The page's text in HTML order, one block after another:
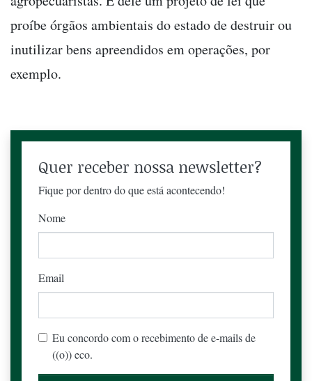
proíbe órgãos ambientais do estado de destruir ou
inutilizar bens apreendidos em operações, por
exemplo.
Quer receber nossa newsletter?
Fique por dentro do que está acontecendo!
Nome
Email
Eu concordo com o recebimento de e-mails de
((o)) eco.